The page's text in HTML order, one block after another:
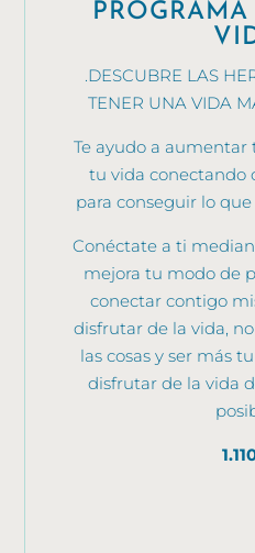
.DESCUBRE LAS
TENER UNA VIDA
Te ayudo a
tu vida conectando
para conseguir lo
Conéctate a ti
mejora tu modo de
conectar contigo
disfrutar de la vida,
las cosas y ser más
disfrutar de la vida